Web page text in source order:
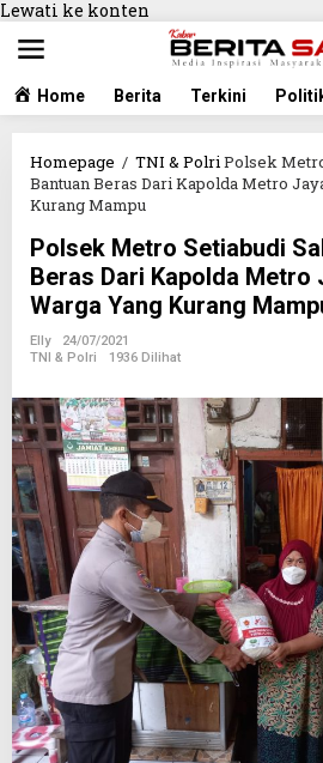
Lewati ke konten
Home Berita Terkini
Homepage / TNI & PolriPolsek
Bantuan Beras Dari Kapolda Metro
Kurang Mampu
Polsek Metro Setiabudi
Beras Dari Kapolda Metro
Warga Yang Kurang
Elly
24/07/2021
TNI & Polri
1936 Dilihat